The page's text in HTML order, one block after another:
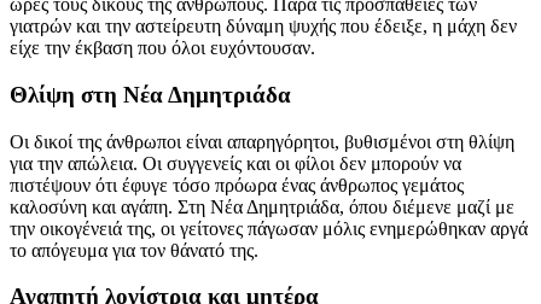
ώρες τους δικούς της ανθρώπους. Παρά τις προσπάθειες των
γιατρών και την αστείρευτη δύναμη ψυχής που έδειξε, η μάχη δεν
είχε την έκβαση που όλοι ευχόντουσαν.
Θλίψη στη Νέα Δημητριάδα
Οι δικοί της άνθρωποι είναι απαρηγόρητοι, βυθισμένοι στη θλίψη
για την απώλεια. Οι συγγενείς και οι φίλοι δεν μπορούν να
πιστέψουν ότι έφυγε τόσο πρόωρα ένας άνθρωπος γεμάτος
καλοσύνη και αγάπη. Στη Νέα Δημητριάδα, όπου διέμενε μαζί με
την οικογένειά της, οι γείτονες πάγωσαν μόλις ενημερώθηκαν αργά
το απόγευμα για τον θάνατό της.
Αγαπητή λογίστρια και μητέρα